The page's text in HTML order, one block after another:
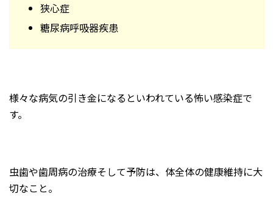
狭心症
糖尿病呼吸器疾患
様々な病気の引き金になるといわれている怖い感染症で
す。
虫歯や歯周病の治療そして予防は、体全体の健康維持に大
切なこと。